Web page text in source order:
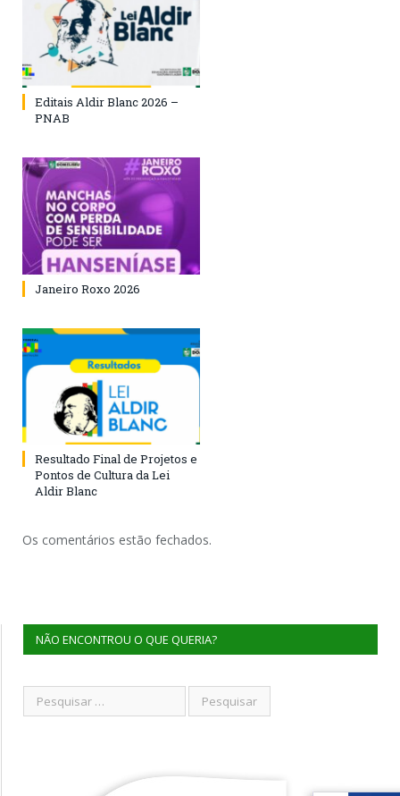
Editais Aldir Blanc 2026 –
PNAB
Janeiro Roxo 2026
Resultado Final de Projetos e
Pontos de Cultura da Lei
Aldir Blanc
Os comentários estão fechados.
NÃO ENCONTROU O QUE QUERIA?